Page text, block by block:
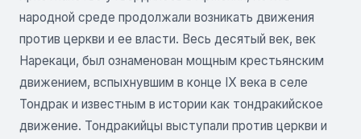
народной среде продолжали возникать движения
против церкви и ее власти. Весь десятый век, век
Нарекаци, был ознаменован мощным крестьянским
движением, вспыхнувшим в конце IX века в селе
Тондрак и известным в истории как тондракийское
движение. Тондракийцы выступали против церкви и